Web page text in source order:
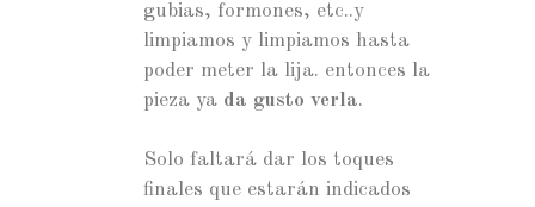
gubias, formones, etc..y
limpiamos y limpiamos hasta
poder meter la lija. entonces la
pieza ya da gusto verla.
Solo faltará dar los toques
finales que estarán indicados